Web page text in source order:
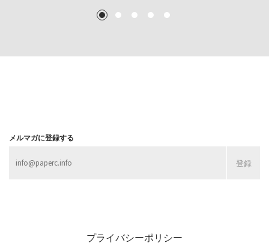
MORE
MORE
1 2 3 4 5
メルマガに登録する
プライバシーポリシー